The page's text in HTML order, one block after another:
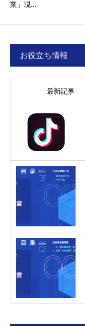
業」現...
お役立ち情報
最新記事